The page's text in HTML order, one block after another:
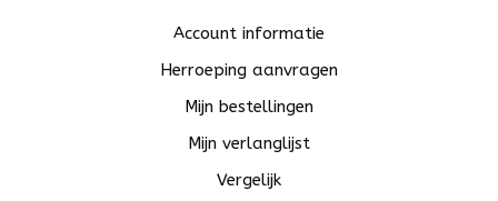
Account informatie
Herroeping aanvragen
Mijn bestellingen
Mijn verlanglijst
Vergelijk